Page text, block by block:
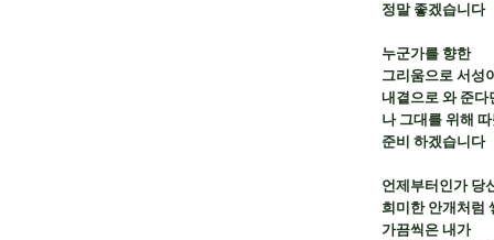
정말 좋겠습니다
누군가를 향한
그리움으로 서성
내곁으로 와 준다
나 그대를 위해
준비 하겠습니다
언제부터인가 당
희미한 안개처럼
가끔씩은 내가